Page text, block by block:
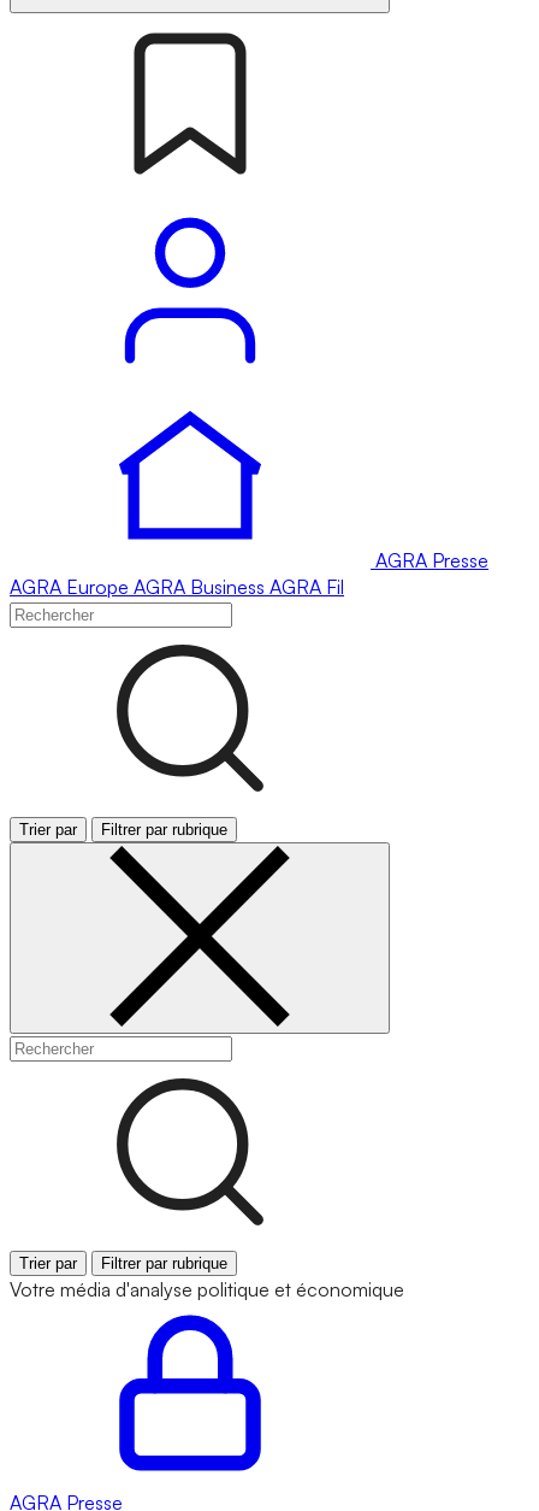
AGRA Presse
AGRA Europe AGRA Business AGRA Fil
Trier par Filtrer par rubrique
Trier par Filtrer par rubrique
Votre média d'analyse politique et économique
AGRA Presse